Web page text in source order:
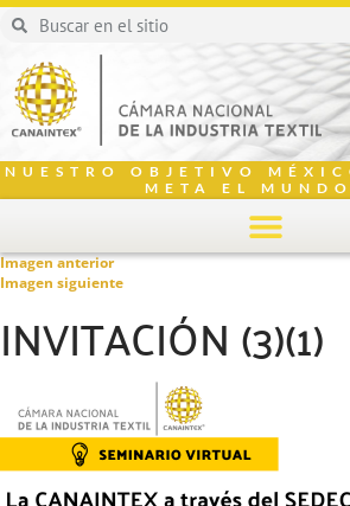
NUESTRO OBJETIVO
META EL
Imagen anterior
Imagen siguiente
INVITACIÓN (3)(1)